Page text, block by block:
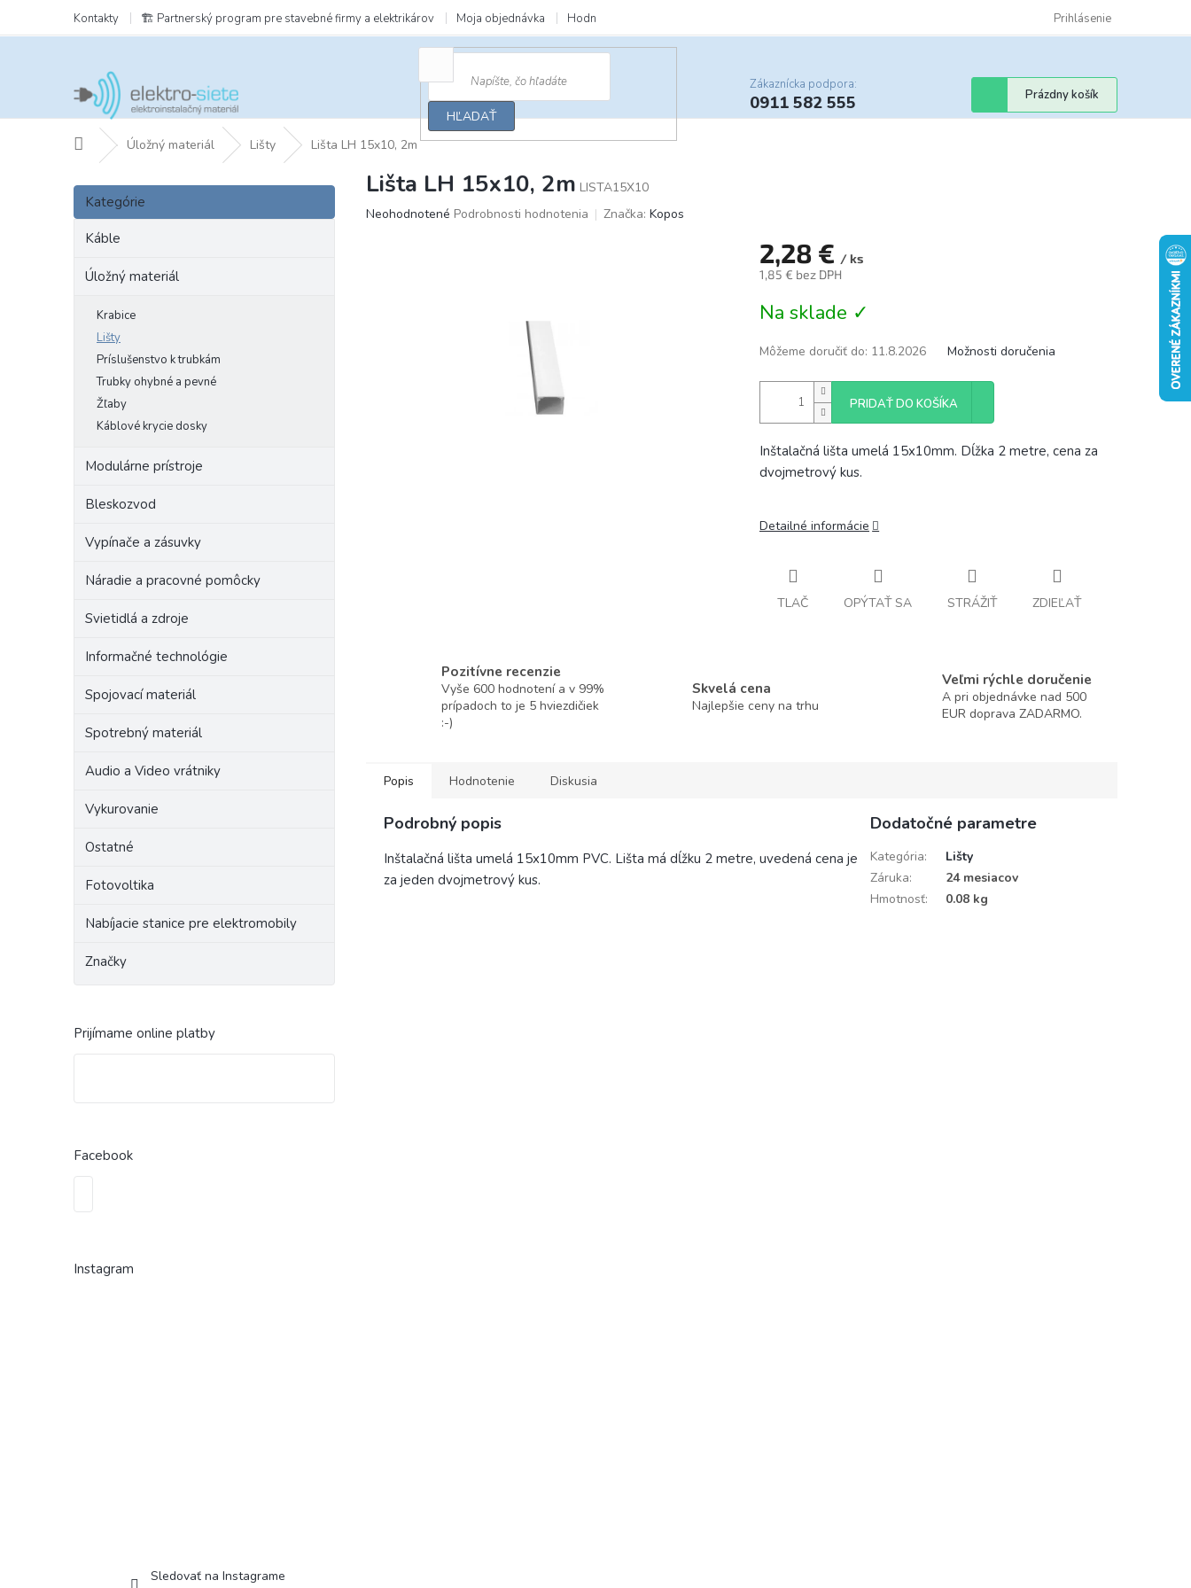
obsah
Kontakty 🏗️ Partnerský program pre stavebné firmy a elektrikárov Moja objednávka Hodnotenie obchodu Obchodné podmienky
Prihlásenie
HĽADAŤ
Zákaznícka podpora:
0911 582 555
Nákupný
košík
Prázdny košík
DomovÚložný materiál Lišty Lišta LH 15x10, 2m
B
č
Preskočiť
kategórie
Kategórie
Káble
Úložný materiál
Krabice
Lišty
Príslušenstvo k trubkám
Trubky ohybné a pevné
Žľaby
Káblové krycie dosky
Modulárne prístroje
Bleskozvod
Vypínače a zásuvky
Náradie a pracovné pomôcky
Svietidlá a zdroje
Informačné technológie
Spojovací materiál
Spotrebný materiál
Audio a Video vrátniky
Vykurovanie
Ostatné
Fotovoltika
Nabíjacie stanice pre elektromobily
Značky
Prijímame online platby
Facebook
Instagram
Sledovať na Instagrame
Lišta LH 15x10, 2m LISTA15X10
Priemerné
Neohodnotené Podrobnosti hodnotenia Značka: Kopos
2,28 € / ks
1,85 € bez DPH
cena:
Na sklade ✓
Môžeme doručiť do: 11.8.2026 Možnosti doručenia
PRIDAŤ DO KOŠÍKA
Inštalačná lišta umelá 15x10mm. Dĺžka 2 metre, cena za
dvojmetrový kus.
Detailné informácie
TLAČ OPÝTAŤ SA STRÁŽIŤ ZDIEĽAŤ
Pozitívne recenzie
Vyše 600 hodnotení a v 99%
prípadoch to je 5 hviezdičiek
:-)
Skvelá cena
Najlepšie ceny na trhu
Veľmi rýchle doručenie
A pri objednávke nad 500
EUR doprava ZADARMO.
Popis Hodnotenie Diskusia
Podrobný popis
Inštalačná lišta umelá 15x10mm PVC. Lišta má dĺžku 2 metre, uvedená cena je
za jeden dvojmetrový kus.
Dodatočné parametre
Kategória:
Lišty
Záruka:
24 mesiacov
Hmotnosť: 0.08 kg